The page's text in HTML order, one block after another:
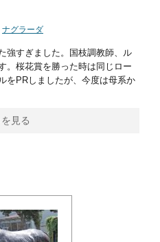
ナグラーダ
強すぎました。国枝調教師、ル
。桜花賞を勝った時は同じロー
をPRしましたが、今度は母系か
見る